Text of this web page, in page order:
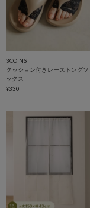
3COINS
クッション付きレーストングソ
ックス
¥330